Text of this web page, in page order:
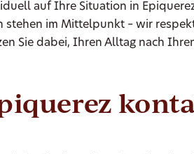
auf Ihre Situation in
stehen im Mittelpunkt – wir
Sie dabei, Ihren Alltag nach